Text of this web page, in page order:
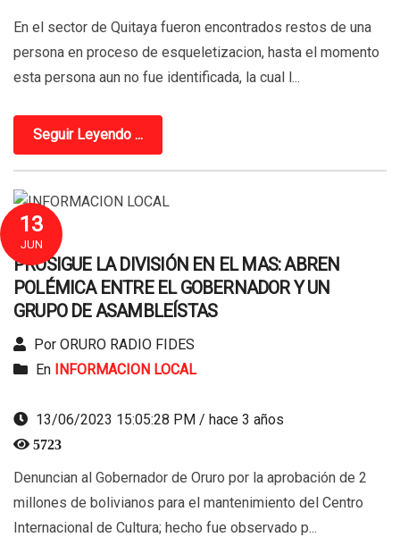
En el sector de Quitaya fueron encontrados restos de una
persona en proceso de esqueletizacion, hasta el momento
esta persona aun no fue identificada, la cual l...
Seguir Leyendo ...
13
JUN
PROSIGUE LA DIVISIÓN EN EL MAS: ABREN
POLÉMICA ENTRE EL GOBERNADOR Y UN
GRUPO DE ASAMBLEÍSTAS
Por ORURO RADIO FIDES
En INFORMACION LOCAL
13/06/2023 15:05:28 PM / hace 3 años
5723
Denuncian al Gobernador de Oruro por la aprobación de 2
millones de bolivianos para el mantenimiento del Centro
Internacional de Cultura; hecho fue observado p...